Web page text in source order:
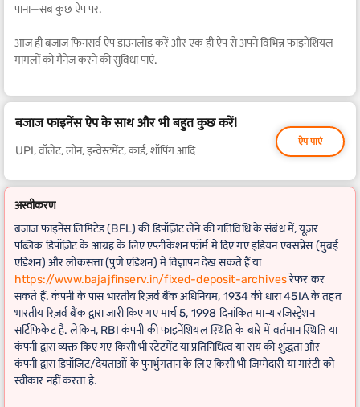
पाना—सब कुछ ऐप पर.
आज ही बजाज फिनसर्व ऐप डाउनलोड करें और एक ही ऐप से अपने विभिन्न फाइनेंशियल
मामलों को मैनेज करने की सुविधा पाएं.
बजाज फाइनेंस ऐप के साथ और भी बहुत कुछ करें!
UPI, वॉलेट, लोन, इन्वेस्टमेंट, कार्ड, शॉपिंग आदि
ऐप पाएं
अस्वीकरण
बजाज फाइनेंस लिमिटेड (BFL) की डिपॉज़िट लेने की गतिविधि के संबंध में, यूज़र
पब्लिक डिपॉज़िट के आग्रह के लिए एप्लीकेशन फॉर्म में दिए गए इंडियन एक्सप्रेस (मुंबई
एडिशन) और लोकसत्ता (पुणे एडिशन) में विज्ञापन देख सकते हैं या
https://www.bajajfinserv.in/fixed-deposit-archivesरेफर कर
सकते हैं. कंपनी के पास भारतीय रिज़र्व बैंक अधिनियम, 1934 की धारा 45IA के तहत
भारतीय रिज़र्व बैंक द्वारा जारी किए गए मार्च 5, 1998 दिनांकित मान्य रजिस्ट्रेशन
सर्टिफिकेट है. लेकिन, RBI कंपनी की फाइनेंशियल स्थिति के बारे में वर्तमान स्थिति या
कंपनी द्वारा व्यक्त किए गए किसी भी स्टेटमेंट या प्रतिनिधित्व या राय की शुद्धता और
कंपनी द्वारा डिपॉज़िट/देयताओं के पुनर्भुगतान के लिए किसी भी जिम्मेदारी या गारंटी को
स्वीकार नहीं करता है.